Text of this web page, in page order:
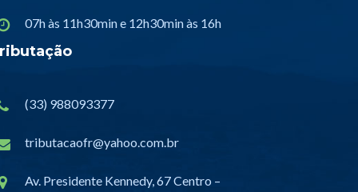
07h às 11h30min e 12h30min às 16h
(33) 988093377
tributacaofr@yahoo.com.br
Av. Presidente Kennedy, 67 Centro –